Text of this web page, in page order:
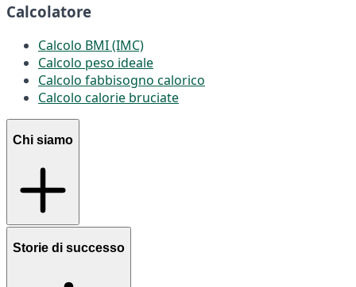
Calcolatore
Calcolo BMI (IMC)
Calcolo peso ideale
Calcolo fabbisogno calorico
Calcolo calorie bruciate
Chi siamo
Storie di successo